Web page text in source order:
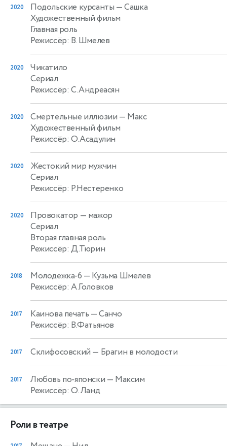
2020 Подольские курсанты — Сашка
Художественный фильм
Главная роль
Режиссёр: В. Шмелев
2020
Чикатило
Сериал
Режиссёр: С.Андреасян
2020 Смертельные иллюзии — Макс
Художественный фильм
Режиссёр: О.Асадулин
2020
Жестокий мир мужчин
Сериал
Режиссёр: Р.Нестеренко
2020 Провокатор — мажор
Сериал
Вторая главная роль
Режиссёр: Д.Тюрин
2018 Молодежка-6 — Кузьма Шмелев
Режиссёр: А.Головков
2017 Каинова печать — Санчо
Режиссёр: В.Фатьянов
2017 Склифосовский — Брагин в молодости
2017 Любовь по-японски — Максим
Режиссёр: О. Ланд
Роли в театре